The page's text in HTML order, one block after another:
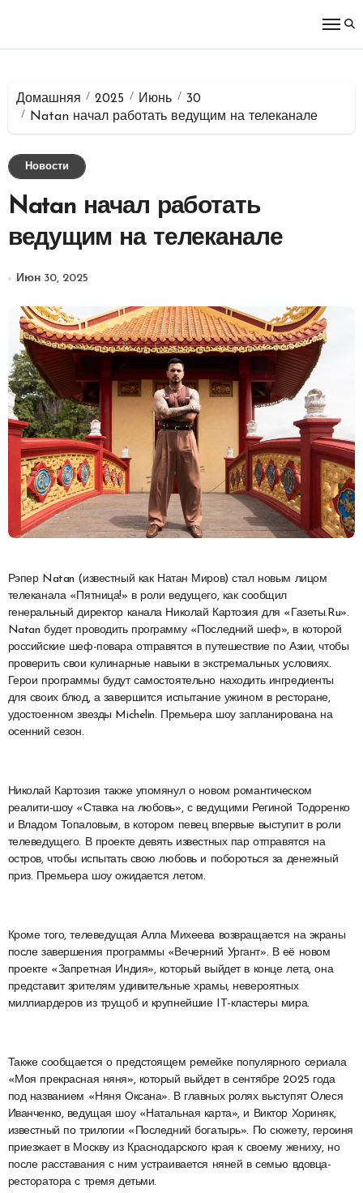
Домашняя 2025 Июнь
30
Natan начал работать ведущим на телеканале
Новости
Natan начал работать
ведущим на телеканале
Июн 30, 2025
Рэпер Natan (известный как Натан Миров) стал новым лицом
телеканала «Пятница!» в роли ведущего, как сообщил
генеральный директор канала Николай Картозия для «Газеты.Ru».
Natan будет проводить программу «Последний шеф», в которой
российские шеф-повара отправятся в путешествие по Азии, чтобы
проверить свои кулинарные навыки в экстремальных условиях.
Герои программы будут самостоятельно находить ингредиенты
для своих блюд, а завершится испытание ужином в ресторане,
удостоенном звезды Michelin. Премьера шоу запланирована на
осенний сезон.
Николай Картозия также упомянул о новом романтическом
реалити-шоу «Ставка на любовь», с ведущими Региной Тодоренко
и Владом Топаловым, в котором певец впервые выступит в роли
телеведущего. В проекте девять известных пар отправятся на
остров, чтобы испытать свою любовь и побороться за денежный
приз. Премьера шоу ожидается летом.
Кроме того, телеведущая Алла Михеева возвращается на экраны
после завершения программы «Вечерний Ургант». В её новом
проекте «Запретная Индия», который выйдет в конце лета, она
представит зрителям удивительные храмы, невероятных
миллиардеров из трущоб и крупнейшие IT-кластеры мира.
Также сообщается о предстоящем ремейке популярного сериала
«Моя прекрасная няня», который выйдет в сентябре 2025 года
под названием «Няня Оксана». В главных ролях выступят Олеся
Иванченко, ведущая шоу «Натальная карта», и Виктор Хориняк,
известный по трилогии «Последний богатырь». По сюжету, героиня
приезжает в Москву из Краснодарского края к своему жениху, но
после расставания с ним устраивается няней в семью вдовца-
ресторатора с тремя детьми.